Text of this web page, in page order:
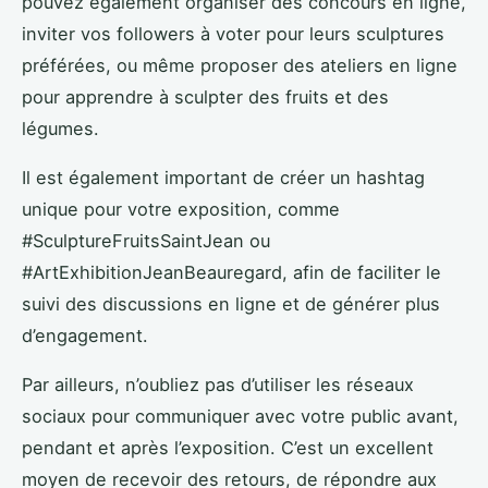
inviter vos followers à voter pour leurs sculptures
préférées, ou même proposer des ateliers en ligne
pour apprendre à sculpter des fruits et des
légumes.
Il est également important de créer un hashtag
unique pour votre exposition, comme
#SculptureFruitsSaintJean ou
#ArtExhibitionJeanBeauregard, afin de faciliter le
suivi des discussions en ligne et de générer plus
d’engagement.
Par ailleurs, n’oubliez pas d’utiliser les réseaux
sociaux pour communiquer avec votre public avant,
pendant et après l’exposition. C’est un excellent
moyen de recevoir des retours, de répondre aux